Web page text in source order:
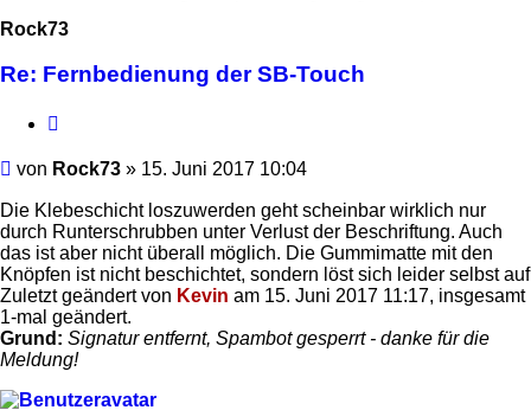
Rock73
Re: Fernbedienung der SB-Touch
Beitrag
von Rock73 » 15. Juni 2017 10:04
Die Klebeschicht loszuwerden geht scheinbar wirklich nur
durch Runterschrubben unter Verlust der Beschriftung. Auch
das ist aber nicht überall möglich. Die Gummimatte mit den
Knöpfen ist nicht beschichtet, sondern löst sich leider selbst auf
Zuletzt geändert von Kevin am 15. Juni 2017 11:17, insgesamt
1-mal geändert.
Grund: Signatur entfernt, Spambot gesperrt - danke für die
Meldung!